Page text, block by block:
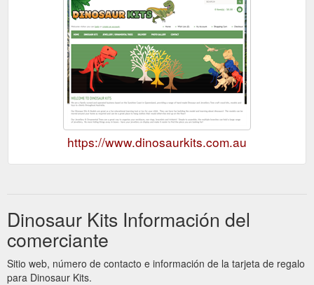
https://www.dinosaurkits.com.au
Dinosaur Kits Información del
comerciante
Sitio web, número de contacto e información de la tarjeta de regalo
para Dinosaur Kits.